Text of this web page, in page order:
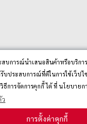
สบการณ์นำเสนอสินค้าหรือบริก
ประสบการณ์ที่ดีในการใช้เว็ปไ
การจัดการคุกกี้ ได้ ที่ นโยบายกา
ว
การตั้งค่าคุกกี้
ป็นส่วนตัว
สินค้า